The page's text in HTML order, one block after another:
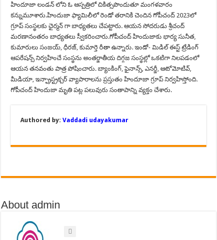
హిందూజా లండన్ లోని ఓ ఆస్పత్రిలో చికిత్సపొందుతూ మంగళవారం
కన్నుమూశారు.హిందుజా ఫ్యామిలీలో రెండో తరానికి చెందిన గోపీచంద్ 2023లో
గ్రూప్ సంస్థలకు ఛైర్మన్ గా బాధ్యతలు చేపట్టారు. ఆయన సోదరుడు శ్రీచంద్
మరణానంతరం బాధ్యతలు స్వీకరించారు.గోపీచంద్ హిందుజాకు భార్య సునీత,
కుమారులు సంజయ్, ధీరజ్, కుమార్తె రీతా ఉన్నారు. ఇండో- మిడిల్ ఈస్ట్ ట్రేడింగ్
ఆపరేషన్స్ నిర్వహించే సంస్థను అంతర్జాతీయ దిగ్గజ సంస్థల్లో ఒకటిగా నిలపడంలో
ఆయన తనవంతు పాత్ర పోషించారు. బ్యాంకింగ్, ఫైనాన్స్, ఎనర్జీ, ఆటోమోటివ్,
మీడియా, ఇన్ఫ్రాస్ట్రక్చర్ వ్యాపారాలను ప్రస్తుతం హిందూజా గ్రూప్ నిర్వహిస్తోంది.
గోపీచంద్ హిందుజా మృతి పట్ల పలువురు సంతాపాన్ని వ్యక్తం చేశారు.
Authored by:Vaddadi udayakumar
About admin